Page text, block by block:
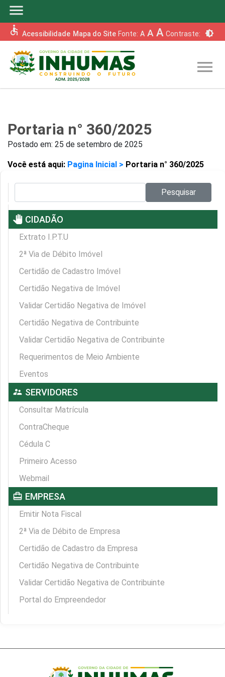
menu
accessible Acessibilidade Mapa do Site Fonte: A A A Contraste: brightness_6
menu
Portaria n° 360/2025
Postado em: 25 de setembro de 2025
Você está aqui: Pagina Inicial > Portaria n° 360/2025
Pesquisar
pan_tool CIDADÃO
Extrato I.P.T.U
2ª Via de Débito Imóvel
Certidão de Cadastro Imóvel
Certidão Negativa de Imóvel
Validar Certidão Negativa de Imóvel
Certidão Negativa de Contribuinte
Validar Certidão Negativa de Contribuinte
Requerimentos de Meio Ambiente
Eventos
supervisor_account SERVIDORES
Consultar Matrícula
ContraCheque
Cédula C
Primeiro Acesso
Webmail
card_travel EMPRESA
Emitir Nota Fiscal
2ª Via de Débito de Empresa
Certidão de Cadastro da Empresa
Certidão Negativa de Contribuinte
Validar Certidão Negativa de Contribuinte
Portal do Empreendedor